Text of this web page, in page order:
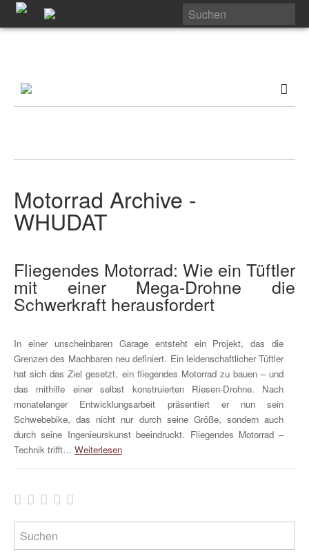
Motorrad Archive -
WHUDAT
Fliegendes Motorrad: Wie ein Tüftler
mit einer Mega-Drohne die
Schwerkraft herausfordert
In einer unscheinbaren Garage entsteht ein Projekt, das die
Grenzen des Machbaren neu definiert. Ein leidenschaftlicher Tüftler
hat sich das Ziel gesetzt, ein fliegendes Motorrad zu bauen – und
das mithilfe einer selbst konstruierten Riesen-Drohne. Nach
monatelanger Entwicklungsarbeit präsentiert er nun sein
Schwebebike, das nicht nur durch seine Größe, sondern auch
durch seine Ingenieurskunst beeindruckt. Fliegendes Motorrad –
Technik trifft… Weiterlesen